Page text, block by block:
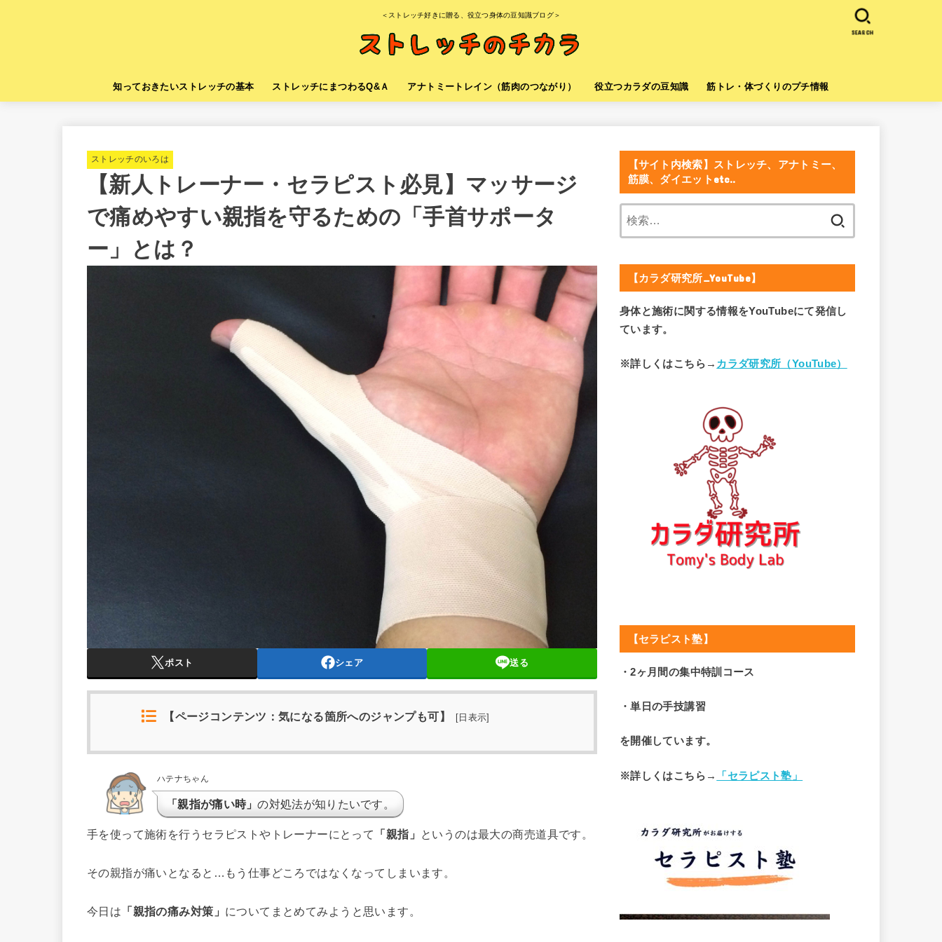
＜ストレッチ好きに贈る、役立つ身体の豆知識ブログ＞
知っておきたいストレッチの基本 ストレッチにまつわるQ&Ａ アナトミートレイン（筋肉のつながり） 役立つカラダの豆知識 筋トレ・体づくりのプチ情報
SEARCH
ストレッチのいろは
【新人トレーナー・セラピスト必見】マッサージ
で痛めやすい親指を守るための「手首サポータ
ー」とは？
ポスト シェア 送る
【ページコンテンツ：気になる箇所へのジャンプも可】 日表示
ハテナちゃん
「親指が痛い時」の対処法が知りたいです。
手を使って施術を行うセラピストやトレーナーにとって 「親指」 というのは最大の商売道具です。
その親指が痛いとなると…もう仕事どころではなくなってしまいます。
今日は 「親指の痛み対策」 についてまとめてみようと思います。
【サイト内検索】ストレッチ、アナトミー、
筋膜、ダイエットetc..
【カラダ研究所_YouTube】
身体と施術に関する情報をYouTubeにて発信し
ています。
※詳しくはこちら→ カラダ研究所（YouTube）
【セラピスト塾】
・2ヶ月間の集中特訓コース
・単日の手技講習
を開催しています。
※詳しくはこちら→ 「セラピスト塾」